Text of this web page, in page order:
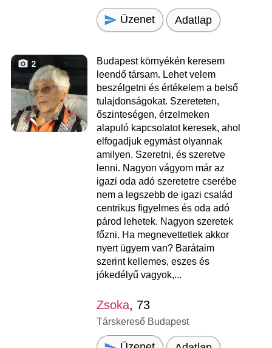
Üzenet Adatlap
2
Budapest környékén keresem
leendő társam. Lehet velem
beszélgetni és értékelem a belső
tulajdonságokat. Szereteten,
őszinteségen, érzelmeken
alapuló kapcsolatot keresek, ahol
elfogadjuk egymást olyannak
amilyen. Szeretni, és szeretve
lenni. Nagyon vágyom már az
igazi oda adó szeretetre cserébe
nem a legszebb de igazi család
centrikus figyelmes és oda adó
párod lehetek. Nagyon szeretek
főzni. Ha megnevettetlek akkor
nyert ügyem van? Barátaim
szerint kellemes, eszes és
jókedélyű vagyok,...
Zsoka, 73
Társkereső Budapest